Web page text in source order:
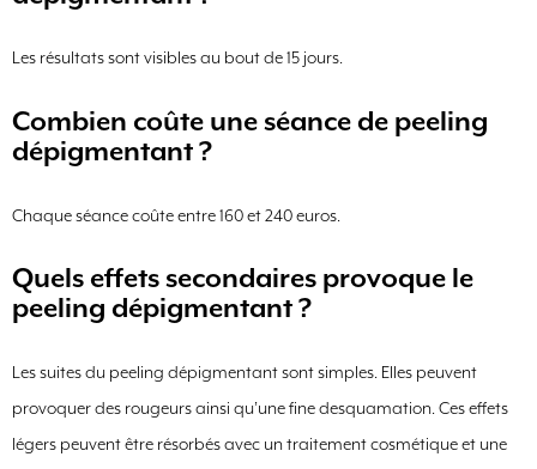
Les résultats sont visibles au bout de 15 jours.
Combien coûte une séance de peeling
dépigmentant ?
Chaque séance coûte entre 160 et 240 euros.
Quels effets secondaires provoque le
peeling dépigmentant ?
Les suites du peeling dépigmentant sont simples. Elles peuvent
provoquer des rougeurs ainsi qu’une fine desquamation. Ces effets
légers peuvent être résorbés avec un traitement cosmétique et une